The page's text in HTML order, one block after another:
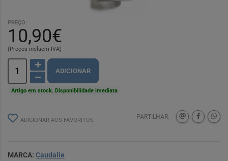
PREÇO:
10,90€
(Preços incluem IVA)
ADICIONAR
Artigo em stock. Disponibilidade imediata
ADICIONAR AOS FAVORITOS PARTILHAR:
MARCA: Caudalie